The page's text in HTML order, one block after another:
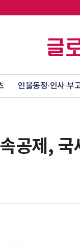
인물동정·인사·부
공제, 국